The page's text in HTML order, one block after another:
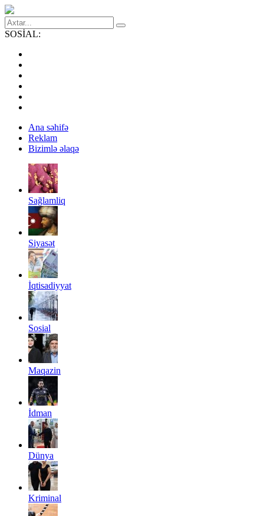
SOSİAL:
Ana səhifə
Reklam
Bizimlə əlaqə
Sağlamliq
Siyasət
İqtisadiyyat
Sosial
Maqazin
İdman
Dünya
Kriminal